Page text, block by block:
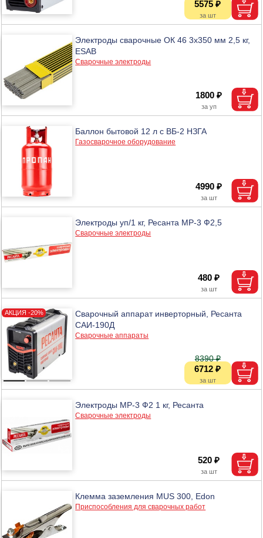
5575 ₽
Электроды сварочные ОК 46 3х350 мм 2,5 кг,
ESAB
Сварочные электроды
1800 ₽
Баллон бытовой 12 л с ВБ-2 НЗГА
Газосварочное оборудование
4990 ₽
Электроды уп/1 кг, Ресанта МР-3 Ф2,5
Сварочные электроды
480 ₽
Сварочный аппарат инверторный, Ресанта
САИ-190Д
Сварочные аппараты
6712 ₽
8390 ₽
Электроды МР-3 Ф2 1 кг, Ресанта
Сварочные электроды
520 ₽
Клемма заземления MUS 300, Edon
Приспособления для сварочных работ